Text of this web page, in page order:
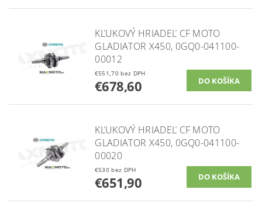
KĽUKOVÝ HRIADEĽ CF MOTO
GLADIATOR X450, 0GQ0-041100-
00012
€551,70 bez DPH
€678,60
KĽUKOVÝ HRIADEĽ CF MOTO
GLADIATOR X450, 0GQ0-041100-
00020
€530 bez DPH
€651,90